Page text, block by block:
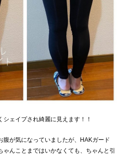
ェイプされ綺麗に見えます！！
腹が気になっていましたが、HAKガード
んことまではいかなくても、ちゃんと引